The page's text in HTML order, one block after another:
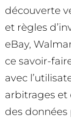
découverte
et règles
eBay,
ce savoir-
avec
arbitrages et
des